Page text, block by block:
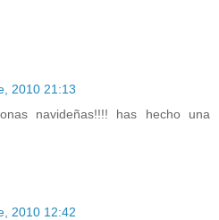
2010 21:13
navideñas!!!! has hecho una
2010 12:42